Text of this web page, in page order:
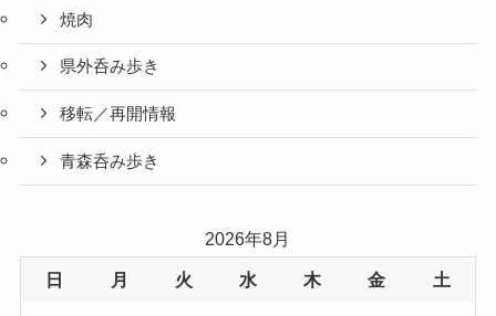
焼肉
県外呑み歩き
移転／再開情報
青森呑み歩き
2026年8月
日 月 火 水 木 金 土